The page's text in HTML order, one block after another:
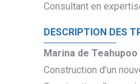
Consultant en
DESCRIPTION DES
Marina de Teahupoo
Construction d’un